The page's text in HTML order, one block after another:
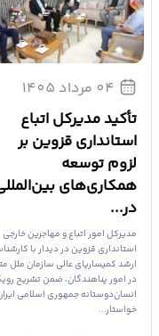
04 مرداد 1405
تأکید مدیرکل اتباع
استانداری قزوین بر
لزوم توسعه
همکاری‌های
در...
مدیرکل امور اتباع و مهاجرین خارجی
استانداری قزوین در دیدار با
ارشد کمیساریای عالی سازمان ملل
در امور پناهندگان، ضمن تشریح
انسان‌دوستانه جمهوری اسلامی
خواستار...